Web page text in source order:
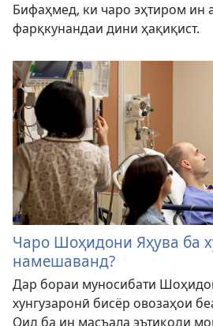
Бифаҳмед, ки чаро эҳтиром ин
фарқкунандаи дини ҳақиқист.
Чаро Шоҳидони Яҳува ба
намешаванд?
Дар бораи муносибати
хунгузаронӣ бисёр овозаҳои
Оид ба ин масъала эътиқоди